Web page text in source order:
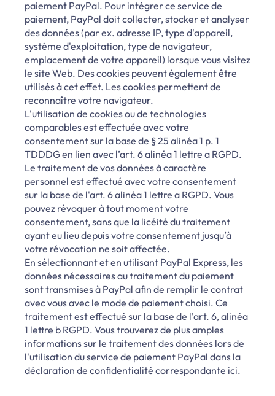
paiement PayPal. Pour intégrer ce service de
paiement, PayPal doit collecter, stocker et analyser
des données (par ex. adresse IP, type d'appareil,
système d'exploitation, type de navigateur,
emplacement de votre appareil) lorsque vous visitez
le site Web. Des cookies peuvent également être
utilisés à cet effet. Les cookies permettent de
reconnaître votre navigateur.
L'utilisation de cookies ou de technologies
comparables est effectuée avec votre
consentement sur la base de § 25 alinéa 1 p. 1
TDDDG en lien avec l’art. 6 alinéa 1 lettre a RGPD.
Le traitement de vos données à caractère
personnel est effectué avec votre consentement
sur la base de l'art. 6 alinéa 1 lettre a RGPD. Vous
pouvez révoquer à tout moment votre
consentement, sans que la licéité du traitement
ayant eu lieu depuis votre consentement jusqu’à
votre révocation ne soit affectée.
En sélectionnant et en utilisant PayPal Express, les
données nécessaires au traitement du paiement
sont transmises à PayPal afin de remplir le contrat
avec vous avec le mode de paiement choisi. Ce
traitement est effectué sur la base de l'art. 6, alinéa
1 lettre b RGPD. Vous trouverez de plus amples
informations sur le traitement des données lors de
l'utilisation du service de paiement PayPal dans la
déclaration de confidentialité correspondante ici.